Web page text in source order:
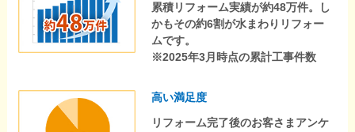
累積リフォーム実績が約48万件。し
かもその約6割が水まわりリフォー
ムです。
※2025年3月時点の累計工事件数
高い満足度
リフォーム完了後のお客さまアンケ